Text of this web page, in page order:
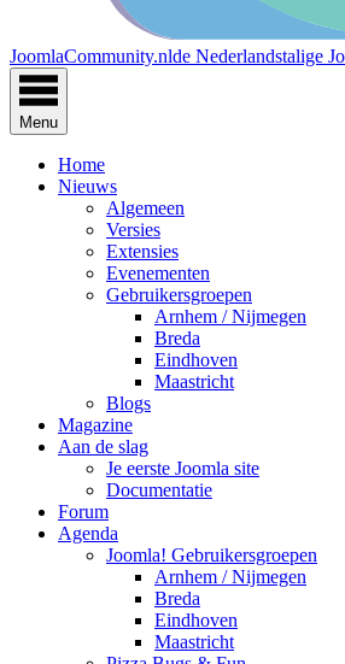
JoomlaCommunity.nlde Nederlandstalige
Menu
Home
Nieuws
Algemeen
Versies
Extensies
Evenementen
Gebruikersgroepen
Arnhem / Nijmegen
Breda
Eindhoven
Maastricht
Blogs
Magazine
Aan de slag
Je eerste Joomla site
Documentatie
Forum
Agenda
Joomla! Gebruikersgroepen
Arnhem / Nijmegen
Breda
Eindhoven
Maastricht